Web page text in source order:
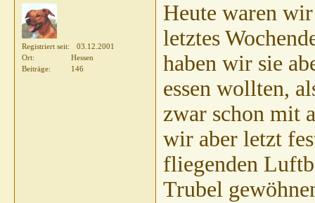
Registriert seit
03.12.2001
Ort
Hessen
Beiträge
146
Heute waren
letztes
haben wir sie
essen wollten,
zwar schon mit
wir aber letzt
fliegenden
Trubel